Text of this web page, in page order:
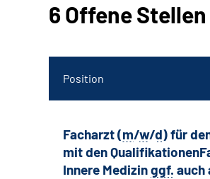
6 Offene Stellen
Position
Facharzt (m/w/d) für
mit den
Innere Medizinggf. auch